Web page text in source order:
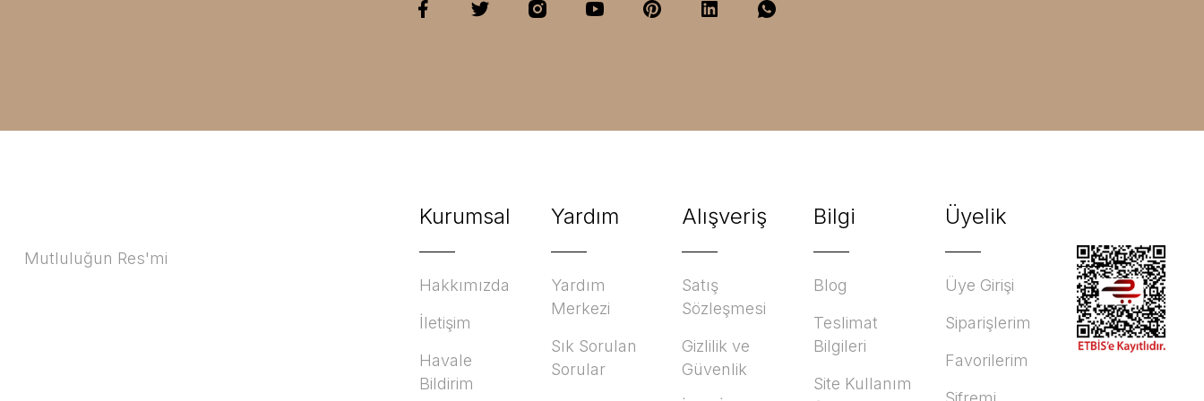
Mutluluğun Res'mi
Kurumsal
Hakkımızda
İletişim
Havale
Bildirim
Yardım
Yardım
Merkezi
Sık Sorulan
Sorular
Alışveriş
Satış
Sözleşmesi
Gizlilik ve
Güvenlik
Bilgi
Blog
Teslimat
Bilgileri
Site Kullanım
Üyelik
Üye Girişi
Siparişlerim
Favorilerim